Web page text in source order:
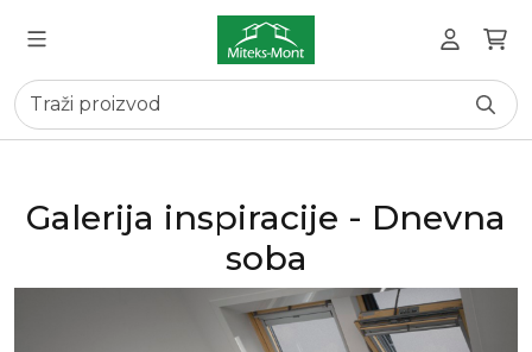
Galerija inspiracije - Dnevna
soba